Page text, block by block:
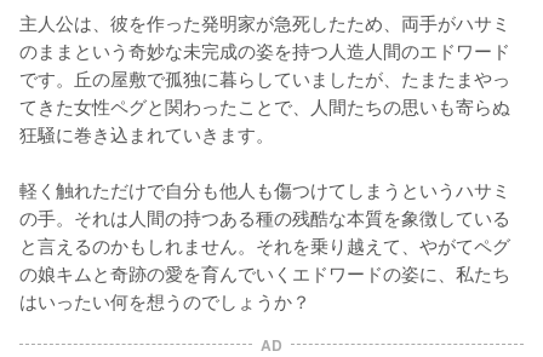
主人公は、彼を作った発明家が急死したため、両手がハサミ
のままという奇妙な未完成の姿を持つ人造人間のエドワード
です。丘の屋敷で孤独に暮らしていましたが、たまたまやっ
てきた女性ペグと関わったことで、人間たちの思いも寄らぬ
狂騒に巻き込まれていきます。
軽く触れただけで自分も他人も傷つけてしまうというハサミ
の手。それは人間の持つある種の残酷な本質を象徴している
と言えるのかもしれません。それを乗り越えて、やがてペグ
の娘キムと奇跡の愛を育んでいくエドワードの姿に、私たち
AD